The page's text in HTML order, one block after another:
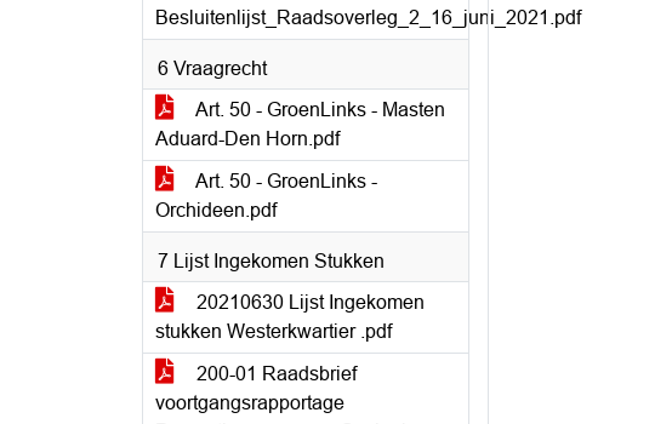
Besluitenlijst_Raadsoverleg_2_16_juni_2021.pdf
6 Vraagrecht
Art. 50 - GroenLinks - Masten
Aduard-Den Horn.pdf
Art. 50 - GroenLinks -
Orchideen.pdf
7 Lijst Ingekomen Stukken
20210630 Lijst Ingekomen
stukken Westerkwartier .pdf
200-01 Raadsbrief
voortgangsrapportage